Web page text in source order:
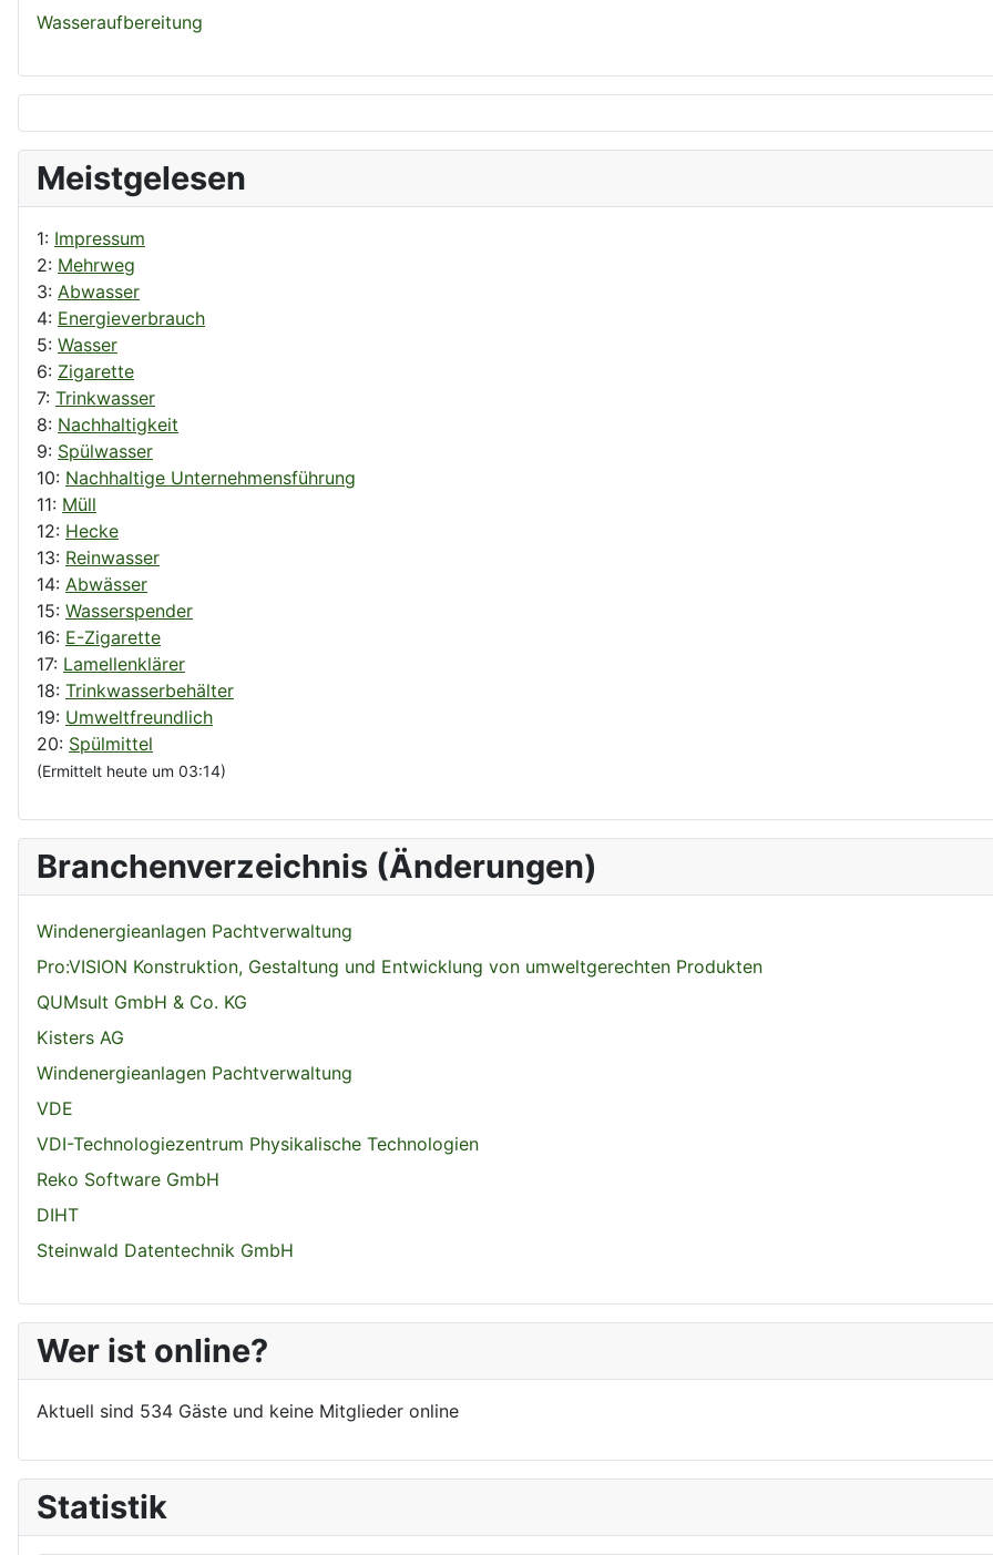
Wasseraufbereitung
Meistgelesen
1: Impressum
2: Mehrweg
3: Abwasser
4: Energieverbrauch
5: Wasser
6: Zigarette
7: Trinkwasser
8: Nachhaltigkeit
9: Spülwasser
10: Nachhaltige Unternehmensführung
11: Müll
12: Hecke
13: Reinwasser
14: Abwässer
15: Wasserspender
16: E-Zigarette
17: Lamellenklärer
18: Trinkwasserbehälter
19: Umweltfreundlich
20: Spülmittel
(Ermittelt heute um 03:14)
Branchenverzeichnis (Änderungen)
Windenergieanlagen Pachtverwaltung
Pro:VISION Konstruktion, Gestaltung und Entwicklung von umweltgerechten Produkten
QUMsult GmbH & Co. KG
Kisters AG
Windenergieanlagen Pachtverwaltung
VDE
VDI-Technologiezentrum Physikalische Technologien
Reko Software GmbH
DIHT
Steinwald Datentechnik GmbH
Wer ist online?
Aktuell sind 534 Gäste und keine Mitglieder online
Statistik